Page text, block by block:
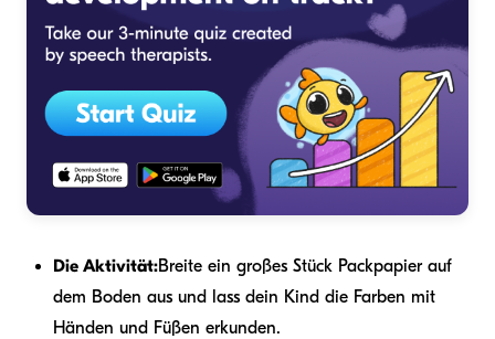
Die Aktivität:Breite ein großes Stück Packpapier auf
dem Boden aus und lass dein Kind die Farben mit
Händen und Füßen erkunden.